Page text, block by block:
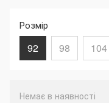
Розмір
92 98 104
Немає в наявності